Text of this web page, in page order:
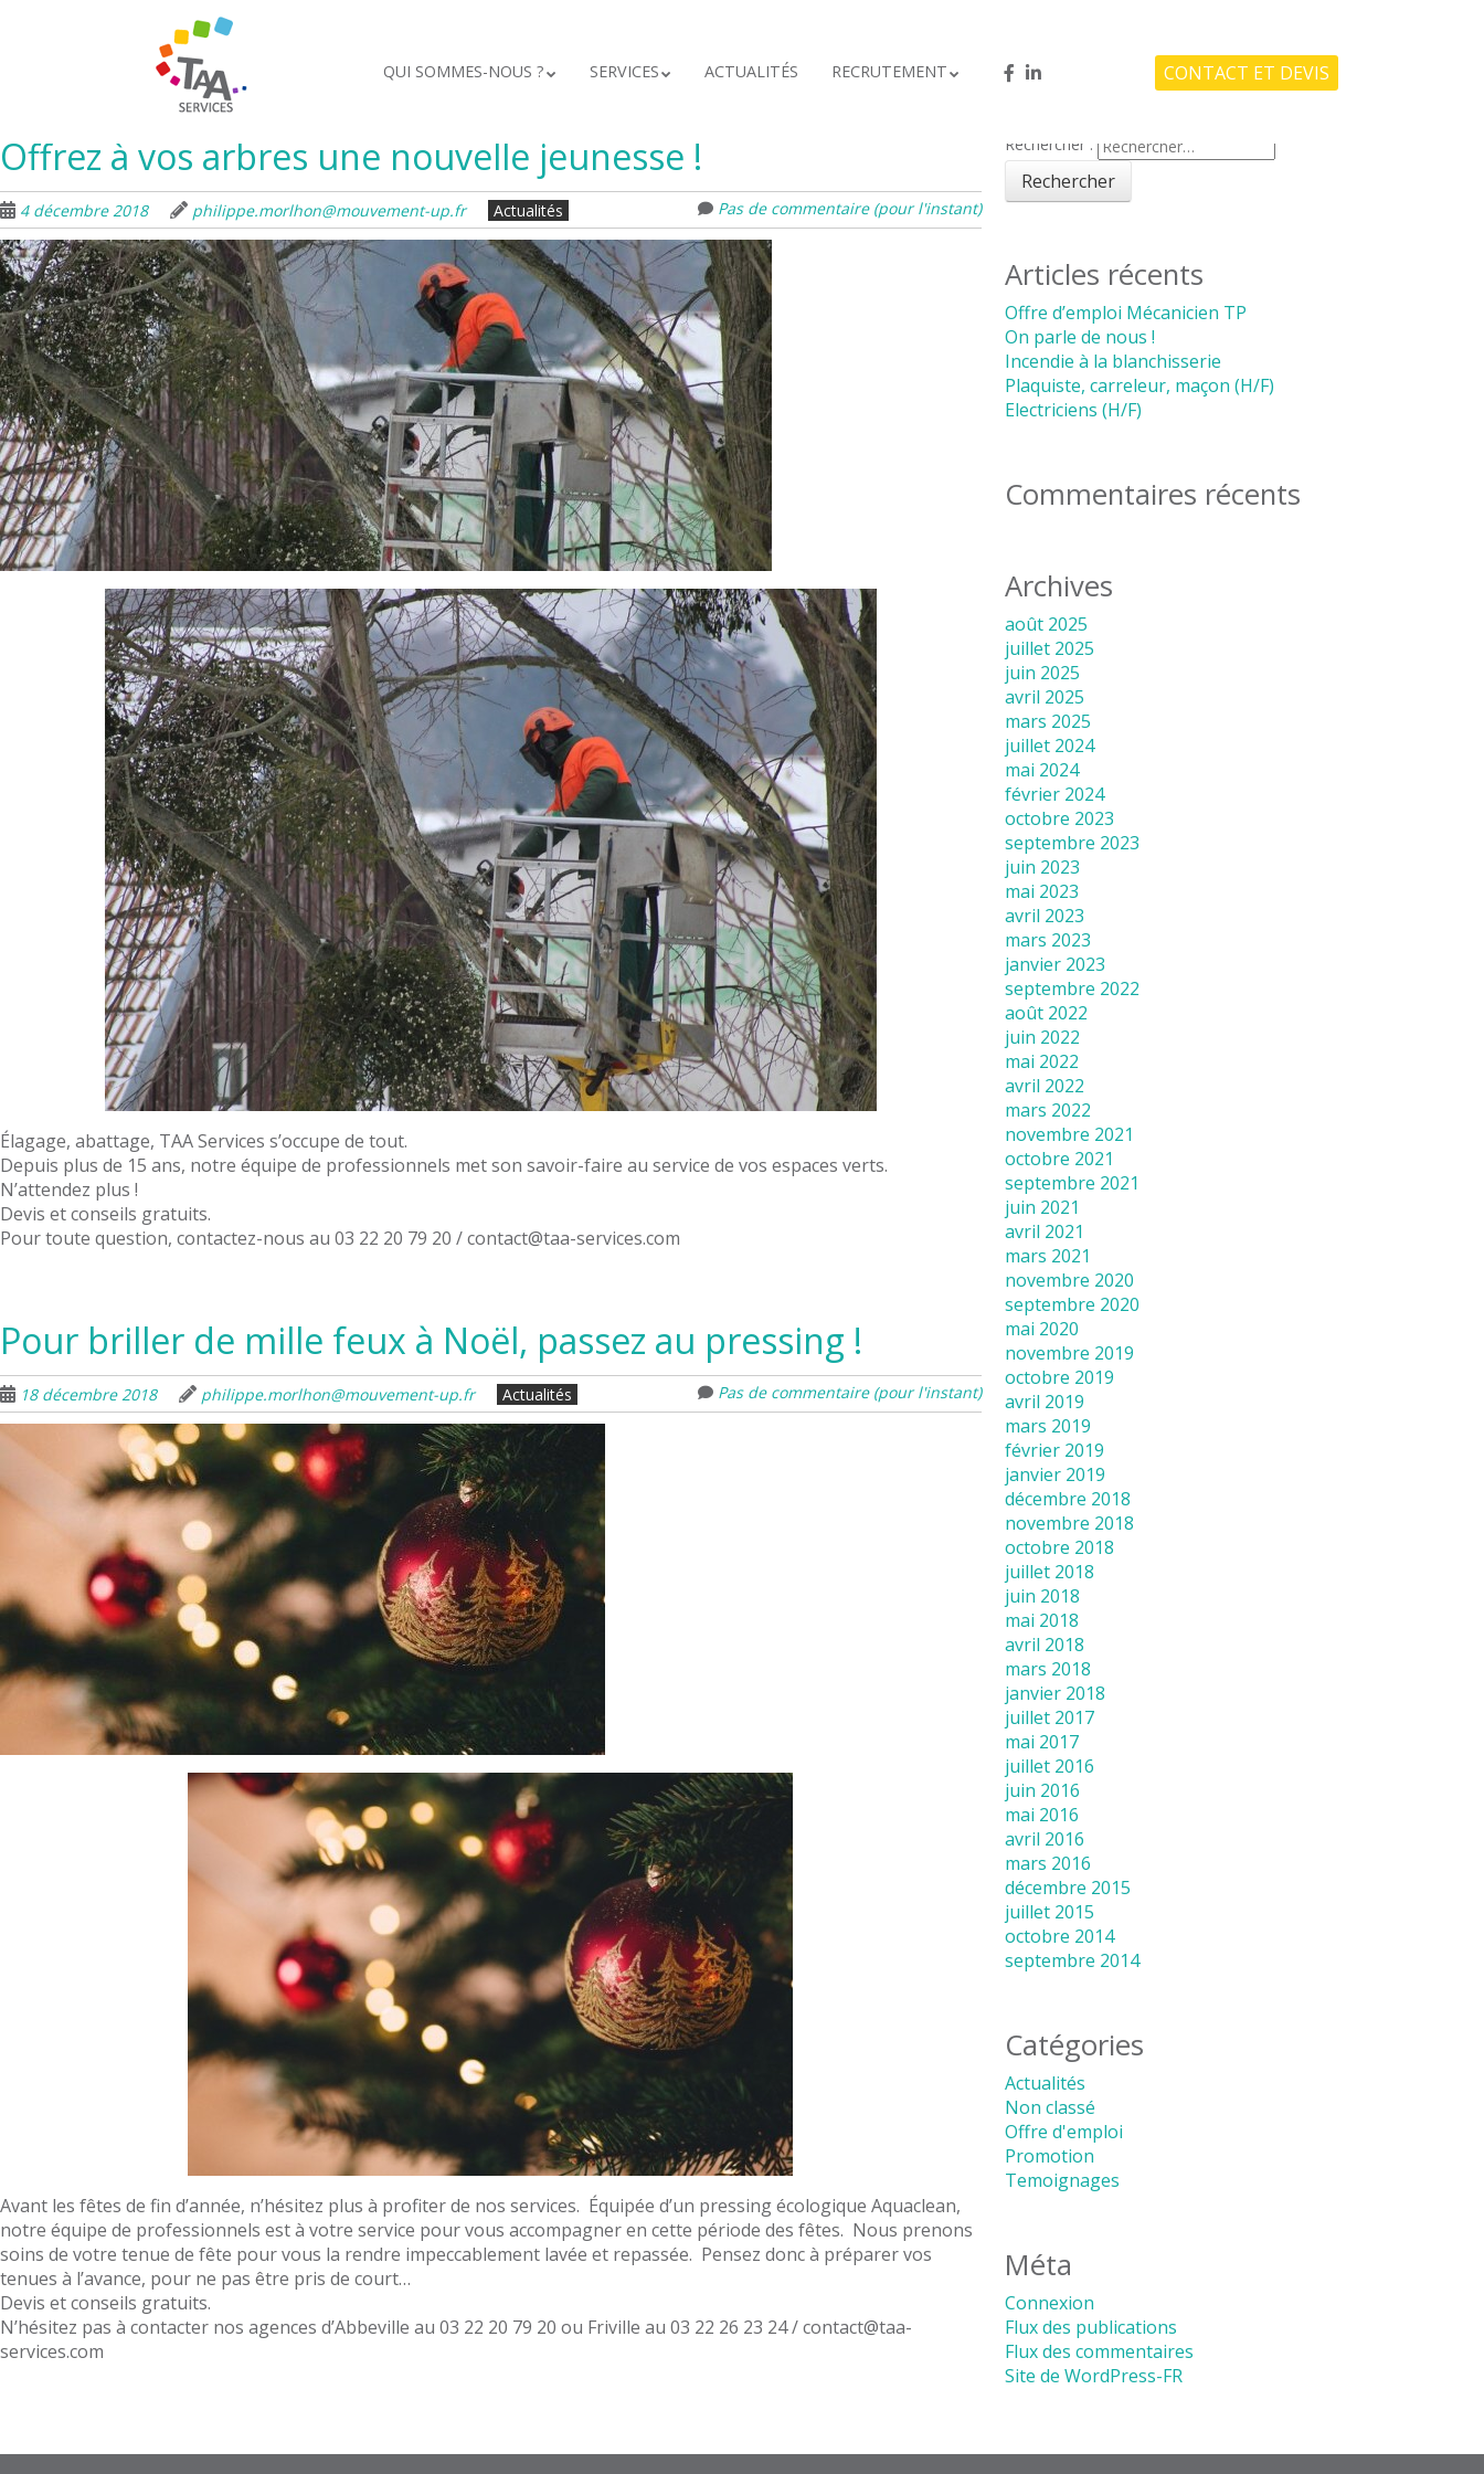
QUI SOMMES-NOUS ? SERVICES ACTUALITÉS RECRUTEMENT CONTACT ET DEVIS
Offrez à vos arbres une nouvelle jeunesse !
4 décembre 2018 philippe.morlhon@mouvement-up.fr Actualités Pas de commentaire (pour l'instant)
Élagage, abattage, TAA Services s’occupe de tout.
Depuis plus de 15 ans, notre équipe de professionnels met son savoir-faire au service de vos espaces verts.
N’attendez plus !
Devis et conseils gratuits.
Pour toute question, contactez-nous au 03 22 20 79 20 / contact@taa-services.com
Pour briller de mille feux à Noël, passez au pressing !
18 décembre 2018 philippe.morlhon@mouvement-up.fr Actualités Pas de commentaire (pour l'instant)
Avant les fêtes de fin d’année, n’hésitez plus à profiter de nos services. Équipée d’un pressing écologique Aquaclean,
notre équipe de professionnels est à votre service pour vous accompagner en cette période des fêtes. Nous prenons
soins de votre tenue de fête pour vous la rendre impeccablement lavée et repassée. Pensez donc à préparer vos
tenues à l’avance, pour ne pas être pris de court…
Devis et conseils gratuits.
N’hésitez pas à contacter nos agences d’Abbeville au 03 22 20 79 20 ou Friville au 03 22 26 23 24 / contact@taa-
services.com
Rechercher :
Articles récents
Offre d’emploi Mécanicien TP
On parle de nous !
Incendie à la blanchisserie
Plaquiste, carreleur, maçon (H/F)
Electriciens (H/F)
Commentaires récents
Archives
août 2025
juillet 2025
juin 2025
avril 2025
mars 2025
juillet 2024
mai 2024
février 2024
octobre 2023
septembre 2023
juin 2023
mai 2023
avril 2023
mars 2023
janvier 2023
septembre 2022
août 2022
juin 2022
mai 2022
avril 2022
mars 2022
novembre 2021
octobre 2021
septembre 2021
juin 2021
avril 2021
mars 2021
novembre 2020
septembre 2020
mai 2020
novembre 2019
octobre 2019
avril 2019
mars 2019
février 2019
janvier 2019
décembre 2018
novembre 2018
octobre 2018
juillet 2018
juin 2018
mai 2018
avril 2018
mars 2018
janvier 2018
juillet 2017
mai 2017
juillet 2016
juin 2016
mai 2016
avril 2016
mars 2016
décembre 2015
juillet 2015
octobre 2014
septembre 2014
Catégories
Actualités
Non classé
Offre d'emploi
Promotion
Temoignages
Méta
Connexion
Flux des publications
Flux des commentaires
Site de WordPress-FR